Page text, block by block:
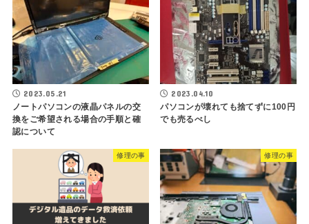
2023.05.21
ノートパソコンの液晶パネルの交
換をご希望される場合の手順と確
認について
2023.04.10
パソコンが壊れても捨てずに100円
でも売るべし
修理の事 修理の事